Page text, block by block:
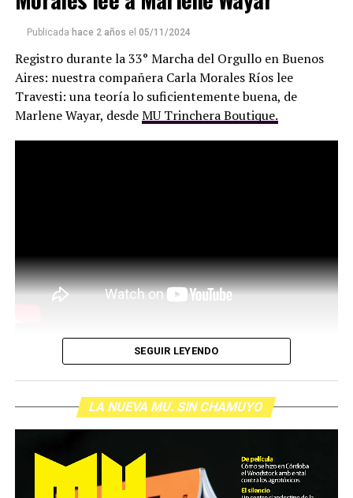
remunerativo, y con grandes empresas que han
metamorfoseado la idea de comunicación para
convertirse en sedes de operaciones políticas y negocios
turbios.
Publicada hace 2 años el 05/11/2024
Registro durante la 33° Marcha del Orgullo en Buenos
Aires: nuestra compañera Carla Morales Ríos lee
Travesti: una teoría lo suficientemente buena, de
Marlene Wayar, desdeMU Trinchera Boutique.
SEGUIR LEYENDO
LA NUEVA MU. SIN CHAMUYO